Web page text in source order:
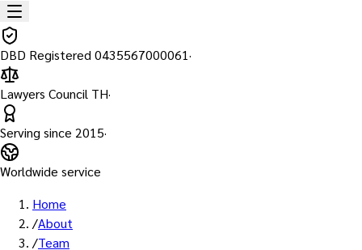
DBD Registered 0435567000061·
Lawyers Council TH·
Serving since 2015·
Worldwide service
Home
/About
/Team